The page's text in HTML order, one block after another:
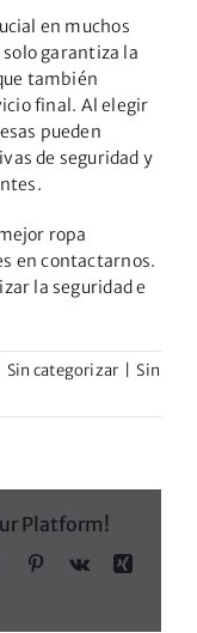
en muchos
garantiza la
también
final. Al elegir
pueden
de seguridad y
ropa
encontactarnos.
la seguridad e
Sin categorizar
Sin
Platform!
Tumblr Pinterest
Vk